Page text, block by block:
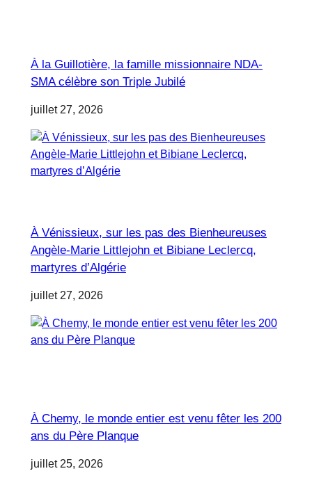
À la Guillotière, la famille missionnaire NDA-
SMA célèbre son Triple Jubilé
juillet 27, 2026
À Vénissieux, sur les pas des Bienheureuses
Angèle-Marie Littlejohn et Bibiane Leclercq,
martyres d’Algérie
juillet 27, 2026
À Chemy, le monde entier est venu fêter les 200
ans du Père Planque
juillet 25, 2026